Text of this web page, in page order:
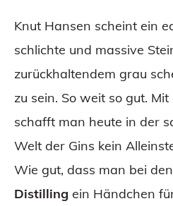
Knut Hansen scheint ein
schlichte und massive
zurückhaltendem grau
zu sein. So weit so gut.
schafft man heute in der
Welt der Gins kein
Wie gut, dass man bei
Distilling ein Händchen